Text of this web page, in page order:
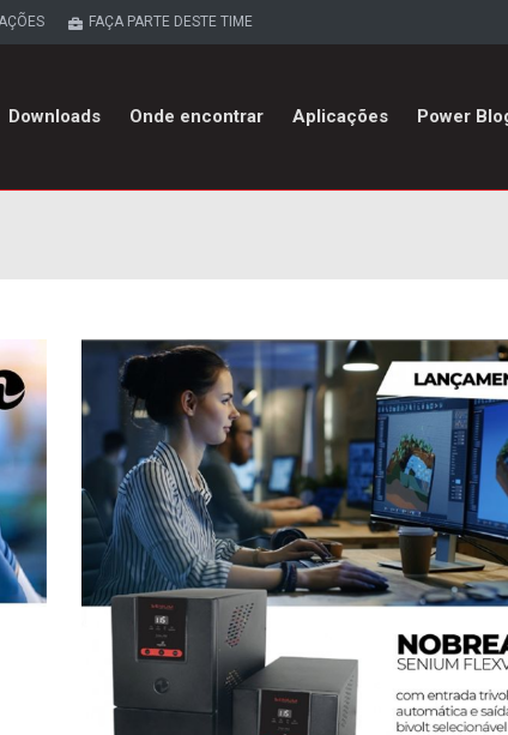
FAÇA PARTE DESTE TIME
Downloads Onde encontrar Aplicações Power